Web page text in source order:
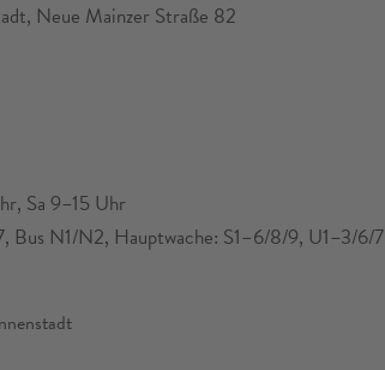
Neue Mainzer Straße 82
Sa 9–15 Uhr
Bus N1/N2, Hauptwache: S1–6/8/9, U1–3/6/7